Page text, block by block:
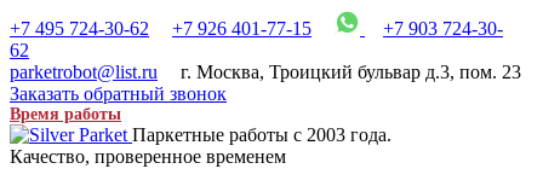
+7 495 724-30-62 +7 926 401-77-15
+7 903 724-30-
62
parketrobot@list.ru
г. Москва, Троицкий бульвар д.3, пом. 23
Заказать обратный звонок
Время работы
Паркетные работы с 2003 года.
Качество, проверенное временем